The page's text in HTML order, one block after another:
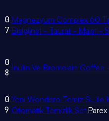
0
7
Magnezyum Complex 60
Bisiglinat - Taurat - Malat -
0
8 Inülin Ve Bromelain Coffee
0
9
Yeni Wondero Temiz Su ile
Otomatik Temizlik SetiParex